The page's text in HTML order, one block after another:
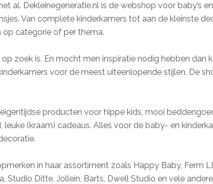
al. Dekleinegeneratie.nl is de webshop voor baby’s
Van complete kinderkamers tot aan de kleinste
op categorie of per thema.
zoek is. En mocht men inspiratie nodig hebben dan
voor de meest uiteenlopende stijlen. De
producten voor hippe kids, mooi
leuke (kraam) cadeaus. Alles voor de baby- en
in haar assortiment zoals Happy Baby, Ferm
Studio Ditte, Jollein, Barts, Dwell Studio en vele